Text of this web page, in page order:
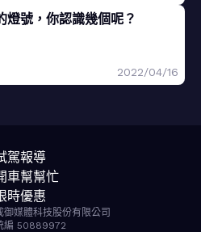
燈號，你認識幾個呢？
2022/04/16
駕報導
車幫幫忙
時優惠
御媒體科技股份有限公司
編 50889972